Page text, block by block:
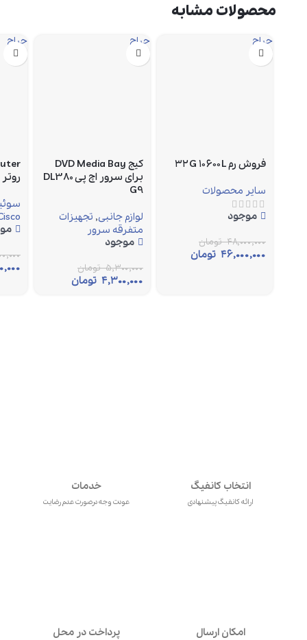
محصولات مشابه
حراج
فروش رم ۳۲G ۱۰۶۰۰L
سایر محصولات
موجود
۴۸,۰۰۰,۰۰۰ تومان
۴۶,۰۰۰,۰۰۰ تومان
حراج
کیج DVD Media Bay
برای سرور اچ پی DL380
G9
لوازم جانبی, تجهیزات
متفرقه سرور
موجود
۵,۳۰۰,۰۰۰ تومان
۴,۳۰۰,۰۰۰ تومان
حراج
انتخاب کانفیگ
ارائه کانفیگ پیشنهادی
خدمات
عودت وجه درصورت عدم رضایت
امکان ارسال پرداخت در محل